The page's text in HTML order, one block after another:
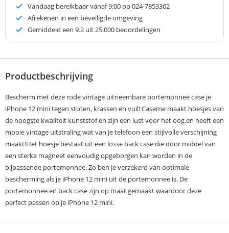
Vandaag bereikbaar vanaf 9:00 op 024-7853362
Afrekenen in een beveiligde omgeving
Gemiddeld een 9.2 uit 25.000 beoordelingen
Productbeschrijving
Bescherm met deze rode vintage uitneembare portemonnee case je
iPhone 12 mini tegen stoten, krassen en vuil! Caseme maakt hoesjes van
de hoogste kwaliteit kunststof en zijn een lust voor het oog.en heeft een
mooie vintage uitstraling wat van je telefoon een stijlvolle verschijning
maakt!Het hoesje bestaat uit een losse back case die door middel van
een sterke magneet eenvoudig opgeborgen kan worden in de
bijpassende portemonnee. Zo ben je verzekerd van optimale
bescherming als je iPhone 12 mini uit de portemonnee is. De
portemonnee en back case zijn op maat gemaakt waardoor deze
perfect passen op je iPhone 12 mini.